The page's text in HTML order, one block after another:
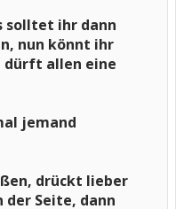
solltet ihr dann
nun könnt ihr
dürft allen eine
jemand
drückt lieber
der Seite, dann